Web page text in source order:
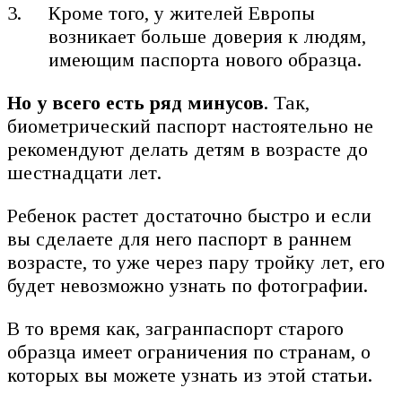
Кроме того, у жителей Европы
возникает больше доверия к людям,
имеющим паспорта нового образца.
Но у всего есть ряд минусов. Так,
биометрический паспорт настоятельно не
рекомендуют делать детям в возрасте до
шестнадцати лет.
Ребенок растет достаточно быстро и если
вы сделаете для него паспорт в раннем
возрасте, то уже через пару тройку лет, его
будет невозможно узнать по фотографии.
В то время как, загранпаспорт старого
образца имеет ограничения по странам, о
которых вы можете узнать из этой статьи.